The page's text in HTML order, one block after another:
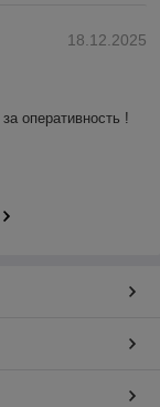
18.12.2025
оперативность !